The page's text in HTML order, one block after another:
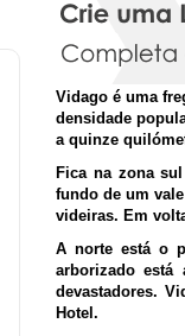
Vidago é uma
densidade
a quinze
Fica na zona
fundo de um
videiras. Em
A norte está o
arborizado
devastadores.
Hotel.